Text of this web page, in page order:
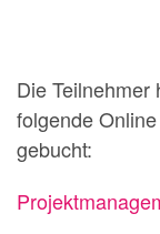
Die Teilnehmer
folgende
gebucht: